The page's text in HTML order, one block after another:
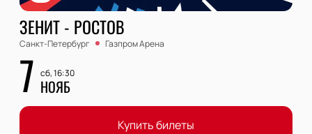
ЗЕНИТ - РОСТОВ
Санкт-Петербург Газпром Арена
7 сб, 16:30
НОЯБ
Купить билеты